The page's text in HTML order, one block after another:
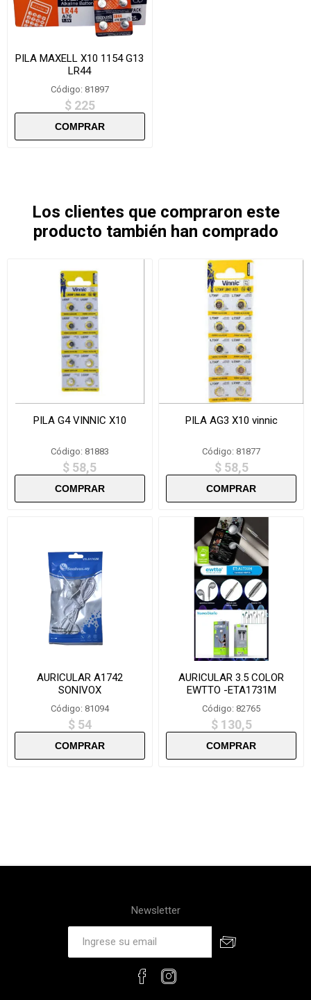
PILA MAXELL X10 1154 G13
LR44
Código: 81897
$ 225
Los clientes que compraron este
producto también han comprado
PILA G4 VINNIC X10
Código: 81883
$ 58,5
PILA AG3 X10 vinnic
Código: 81877
$ 58,5
AURICULAR A1742
SONIVOX
Código: 81094
$ 54
AURICULAR 3.5 COLOR
EWTTO -ETA1731M
Código: 82765
$ 130,5
Newsletter